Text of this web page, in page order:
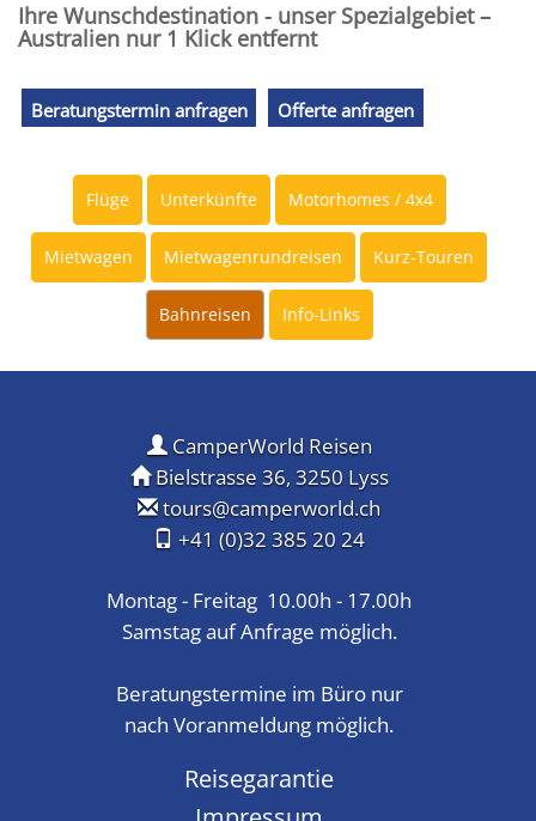
Ihre Wunschdestination - unser Spezialgebiet –
Australien nur 1 Klick entfernt
Beratungstermin anfragen Offerte anfragen
Flüge Unterkünfte Motorhomes / 4x4
Mietwagen Mietwagenrundreisen Kurz-Touren
Bahnreisen Info-Links
CamperWorld Reisen
Bielstrasse 36, 3250 Lyss
tours@camperworld.ch
+41 (0)32 385 20 24
Montag - Freitag 10.00h - 17.00h
Samstag auf Anfrage möglich.
Beratungstermine im Büro nur
nach Voranmeldung möglich.
Reisegarantie